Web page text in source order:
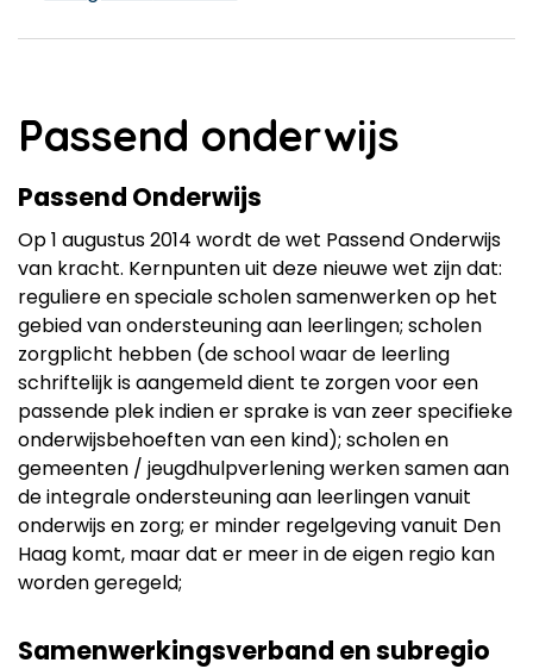
Passend onderwijs
Passend Onderwijs
Op 1 augustus 2014 wordt de wet Passend Onderwijs
van kracht. Kernpunten uit deze nieuwe wet zijn dat:
reguliere en speciale scholen samenwerken op het
gebied van ondersteuning aan leerlingen; scholen
zorgplicht hebben (de school waar de leerling
schriftelijk is aangemeld dient te zorgen voor een
passende plek indien er sprake is van zeer specifieke
onderwijsbehoeften van een kind); scholen en
gemeenten / jeugdhulpverlening werken samen aan
de integrale ondersteuning aan leerlingen vanuit
onderwijs en zorg; er minder regelgeving vanuit Den
Haag komt, maar dat er meer in de eigen regio kan
worden geregeld;
Samenwerkingsverband en subregio